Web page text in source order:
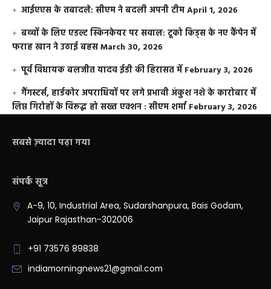
आईएएस के तबादले: सीएम ने बदली अपनी टीमApril 1, 2026
बच्चों के लिए एडल्ट स्किनकेयर पर सवाल: टूको किड्स के नए कैंपेन में
फराह खान ने उठाई बहसMarch 30, 2026
पूर्व विधायक बलजीत यादव ईडी की हिरासत में February 3, 2026
गैंगस्टर्स, हार्डकोर अपराधियों पर लगे प्रभावी अंकुश नशे के कारोबार में
लिप्त गिरोहों के विरूद्ध हो सख्त एक्शन : सीएम शर्मा February 3, 2026
सबसे ज़्यादा पढ़ा गया
संपर्क सूत्र
A-9, 10, Industrial Area, Sudarshanpura, Bais Godam,
Jaipur Rajasthan-302006
+91 73576 89838
indiamorningnews21@gmail.com